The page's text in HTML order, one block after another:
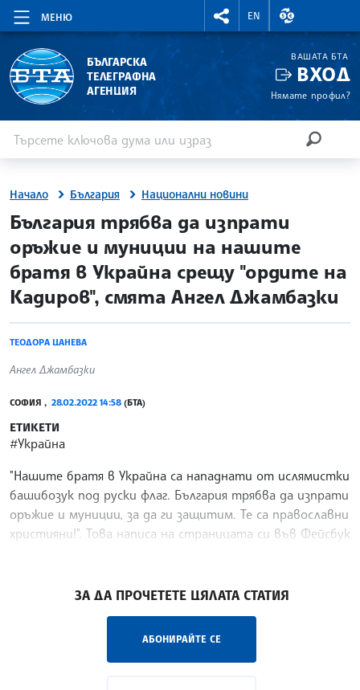
МЕНЮ
RIGHTMENU.SOCIAL
EN
ВАЛУТНИ
БЪЛГАРСКА
ТЕЛЕГРАФНА
АГЕНЦИЯ
ВАШАТА БТА
ВХОД
Нямате профил?
Начало България Национални новини
site.bta
България трябва да изпрати
оръжие и муниции на нашите
братя в Украйна срещу "ордите на
Кадиров", смята Ангел Джамбазки
ТЕОДОРА ЦАНЕВА
Ангел Джамбазки
СОФИЯ , 28.02.2022 14:58 (БТА)
ЕТИКЕТИ
#Украйна
"Нашите братя в Украйна са нападнати от ислямистки
башибозук под руски флаг. България трябва да изпрати
оръжие и муниции, за да ги защитим. Те са православни
християни!". Това написа на страницата си във Фейсбук
ЗА ДА ПРОЧЕТЕТЕ ЦЯЛАТА СТАТИЯ
АБОНИРАЙТЕ СЕ